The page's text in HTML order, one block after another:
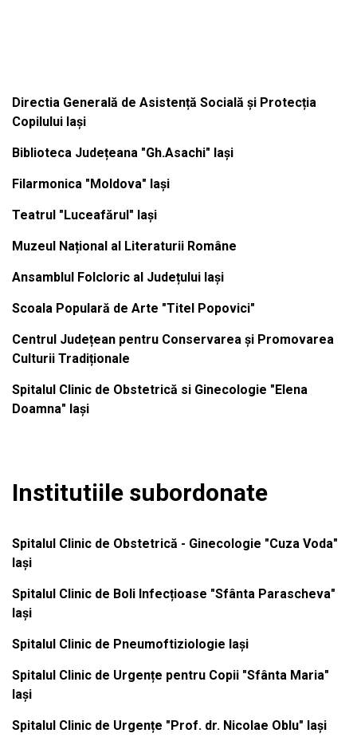
Directia Generală de Asistență Socială și Protecția
Copilului Iași
Biblioteca Județeana "Gh.Asachi" Iași
Filarmonica "Moldova" Iași
Teatrul "Luceafărul" Iași
Muzeul Național al Literaturii Române
Ansamblul Folcloric al Județului Iași
Scoala Populară de Arte "Titel Popovici"
Centrul Județean pentru Conservarea și Promovarea
Culturii Tradiționale
Spitalul Clinic de Obstetrică si Ginecologie "Elena
Doamna" Iași
Institutiile subordonate
Spitalul Clinic de Obstetrică - Ginecologie "Cuza Voda"
Iași
Spitalul Clinic de Boli Infecțioase "Sfânta Parascheva"
Iași
Spitalul Clinic de Pneumoftiziologie Iași
Spitalul Clinic de Urgențe pentru Copii "Sfânta Maria"
Iași
Spitalul Clinic de Urgențe "Prof. dr. Nicolae Oblu" Iași